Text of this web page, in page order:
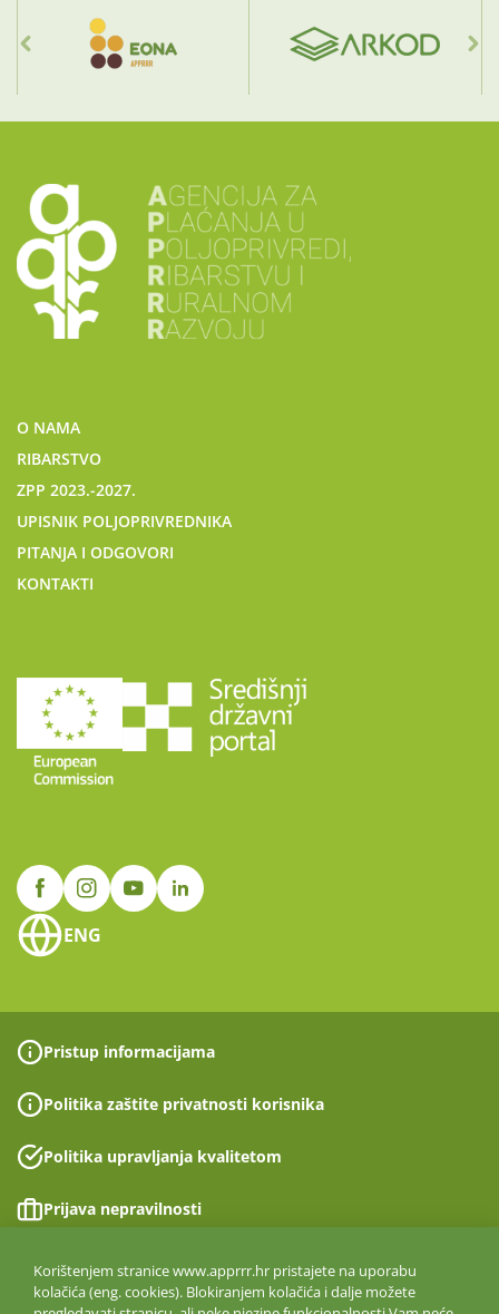
O NAMA
RIBARSTVO
ZPP 2023.-2027.
UPISNIK POLJOPRIVREDNIKA
PITANJA I ODGOVORI
KONTAKTI
ENG
Pristup informacijama
Politika zaštite privatnosti korisnika
Politika upravljanja kvalitetom
Prijava nepravilnosti
Izjava o pristupačnosti
Korištenjem stranice www.apprrr.hr pristajete na uporabu
kolačića (eng. cookies). Blokiranjem kolačića i dalje možete